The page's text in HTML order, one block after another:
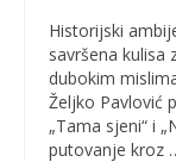
​Historijski
savršena kulisa
dubokim
Željko Pavlović
„Tama sjeni“ i
putovanje kroz